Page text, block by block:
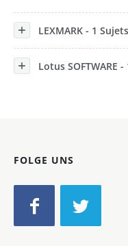
LEXMARK - 1 Sujets
Lotus SOFTWARE
FOLGE UNS